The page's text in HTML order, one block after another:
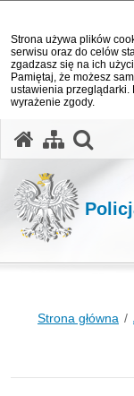
Strona używa plików
serwisu oraz do celów
zgadzasz się na ich
Pamiętaj, że możesz
ustawienia przeglądarki.
wyrażenie zgody.
Strona główna